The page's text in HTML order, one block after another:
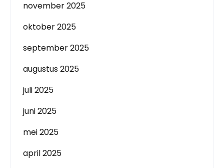
november 2025
oktober 2025
september 2025
augustus 2025
juli 2025
juni 2025
mei 2025
april 2025